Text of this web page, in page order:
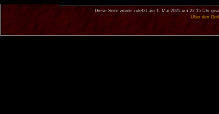
Diese Seite wurde zuletzt am 1. Mai 2025 um 22:15 Uhr
Über den